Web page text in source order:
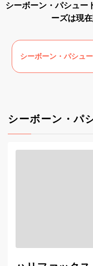
シーボーン・パシュー
ーズは現
シーボーン・パシュ
シーボーン・パ